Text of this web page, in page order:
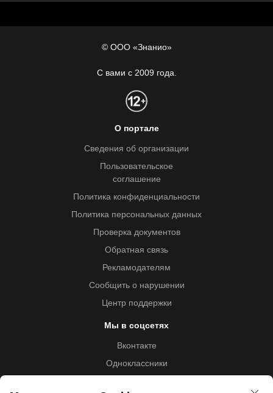
© ООО «Знанио»
С вами с 2009 года.
О портале
Сведения об организации
Пользовательское
соглашение
Политика конфиденциальности
Политика персональных данных
Проверка документов
Обратная связь
Рекламодателям
Сообщить о нарушении
Центр поддержки
Мы в соцсетях
Вконтакте
Одноклассники